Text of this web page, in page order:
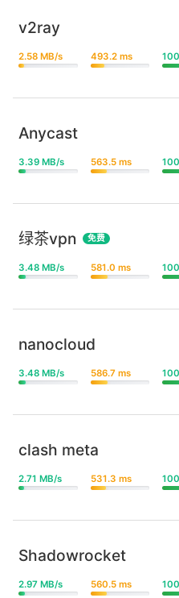
v2ray
2.58 MB/s 493.2 ms
Anycast
3.39 MB/s 563.5 ms
绿茶vpn 免费
3.48 MB/s 581.0 ms
nanocloud
3.48 MB/s 586.7 ms
clash meta
2.71 MB/s 531.3 ms
Shadowrocket
2.97 MB/s 560.5 ms